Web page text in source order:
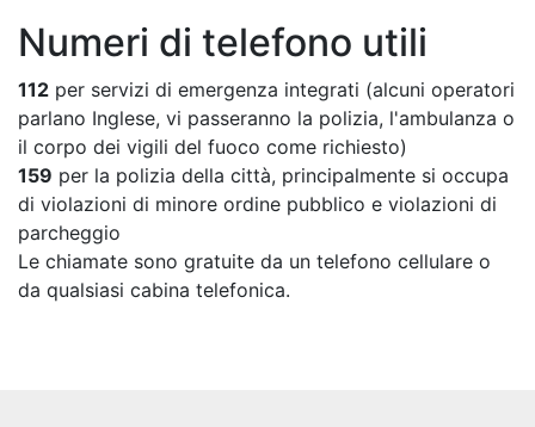
Numeri di telefono utili
112 per servizi di emergenza integrati (alcuni operatori
parlano Inglese, vi passeranno la polizia, l'ambulanza o
il corpo dei vigili del fuoco come richiesto)
159 per la polizia della città, principalmente si occupa
di violazioni di minore ordine pubblico e violazioni di
parcheggio
Le chiamate sono gratuite da un telefono cellulare o
da qualsiasi cabina telefonica.